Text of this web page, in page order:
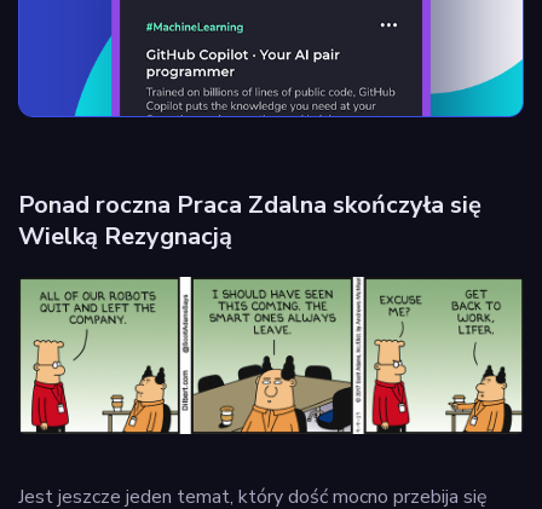
Ponad roczna Praca Zdalna skończyła się
Wielką Rezygnacją
Jest jeszcze jeden temat, który dość mocno przebija się